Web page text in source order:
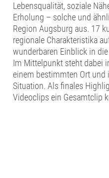
Lebensqualität, soziale
Erholung – solche und
Region Augsburg aus. 17
regionale Charakteristika
wunderbaren Einblick in
Im Mittelpunkt steht dabei
einem bestimmten Ort und
Situation. Als finales
Videoclips ein Gesamtclip